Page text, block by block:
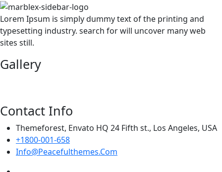
Lorem Ipsum is simply dummy text of the printing and
typesetting industry. search for will uncover many web
sites still.
Gallery
Contact Info
Themeforest, Envato HQ 24 Fifth st., Los Angeles, USA
+1800-001-658
Info@Peacefulthemes.Com